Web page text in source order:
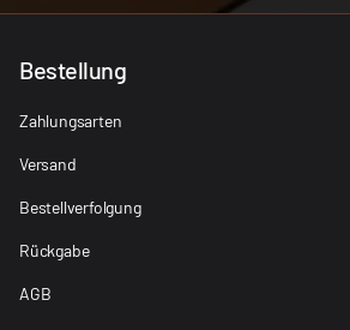
Bestellung
Zahlungsarten
Versand
Bestellverfolgung
Rückgabe
AGB